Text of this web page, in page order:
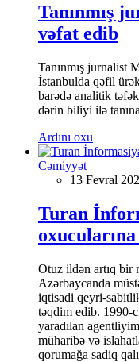
Tanınmış
vəfat edib
Tanınmış jurnalist
İstanbulda qəfil
barədə analitik
dərin biliyi ilə
Ardını oxu
Cəmiyyət
13 Fevral
Turan
Otuz ildən artıq bir
Azərbaycanda
iqtisadi qeyri-
təqdim edib. 1990-
yaradılan
müharibə və
qorumağa sadiq